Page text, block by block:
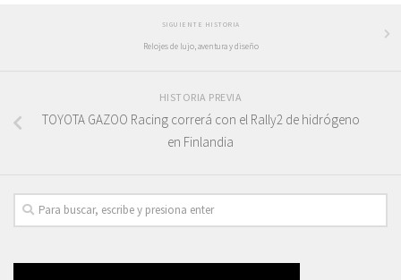
SIGUIENTE HISTORIA
Relojes de lujo, aventura y diseño
HISTORIA PREVIA
TOYOTA GAZOO Racing correrá con el Rally2 de hidrógeno
en Finlandia